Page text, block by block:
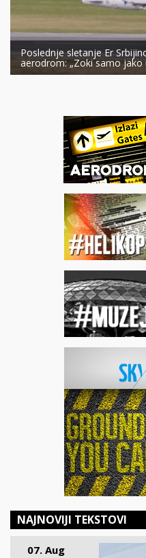
Poslednje sletanje Er
aerodrom: „Zoki samo jako
NAJNOVIJI TEKSTOVI
07. Aug